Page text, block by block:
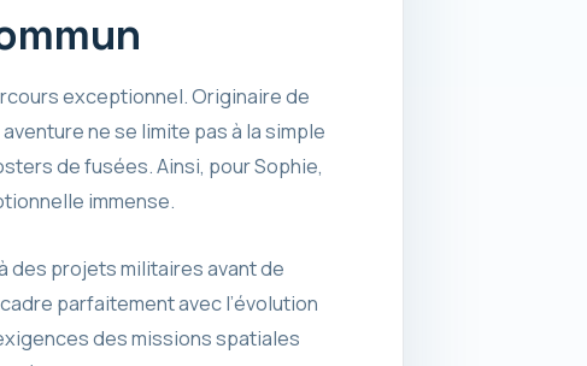
exceptionnel. Originaire de
aventure ne se limite pas à la simple
de fusées. Ainsi, pour Sophie,
immense.
des projets militaires avant de
parfaitement avec l’évolution
des missions spatiales